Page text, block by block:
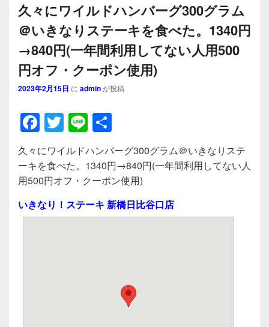
久々にワイルドハンバーグ300グラム
＠いきなりステーキを食べた。1340円
→840円(一年間利用してない人用500
円オフ・クーポン使用)
2023年2月15日 に adminが投稿
F
a
c
e
b
o
T
wi
tt
er
Li
n
e
有
久々にワイルドハンバーグ300グラム＠いきなりステ
ーキを食べた。1340円→840円(一年間利用してない人
用500円オフ・クーポン使用)
いきなり！ステーキ 新橋日比谷口店